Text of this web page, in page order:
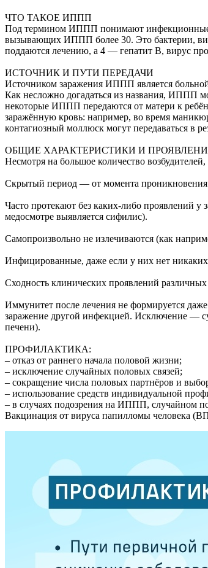
ЧТО ТАКОЕ ИППП
Под термином ИППП понимают инфекционные
вызывающих ИППП более 30. Это бактерии,
поддаются лечению, а 4 — гепатит В, вирус
ИСТОЧНИК И ПУТИ ПЕРЕДАЧИ
Источником заражения ИППП является
Как несложно догадаться из названия, ИППП
некоторые ИППП передаются от матери к
заражённую кровь: например, во время
контагиозный моллюск могут передаваться в
ОБЩИЕ ХАРАКТЕРИСТИКИ И
Несмотря на большое количество
Cкрытый период — от момента проникновения
Часто протекают без каких-либо проявлений у
медосмотре выявляется сифилис).
Самопроизвольно не излечиваются (как
Инфицированные, даже если у них нет
Сходность клинических проявлений
Иммунитет после лечения не формируется
заражение другой инфекцией. Исключение —
печени).
ПРОФИЛАКТИКА:
– отказ от раннего начала половой жизни;
– исключение случайных половых связей;
– сокращение числа половых партнёров и
– использование средств индивидуальной
– в случаях подозрения на ИППП, случайном
Вакцинация от вируса папилломы человека